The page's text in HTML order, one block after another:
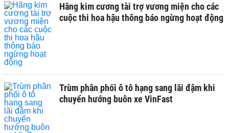
Hãng kim cương tài trợ vương miện cho các
cuộc thi hoa hậu thông báo ngừng hoạt động
Trùm phân phối ô tô hạng sang lãi đậm khi
chuyển hướng buôn xe VinFast